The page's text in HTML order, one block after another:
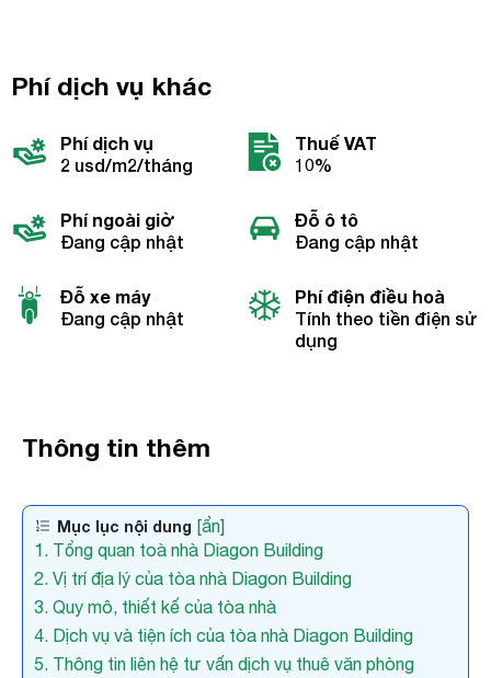
Phí dịch vụ khác
Phí dịch vụ
2 usd/m2/tháng
Thuế VAT
10%
Phí ngoài giờ
Đang cập nhật
Đỗ ô tô
Đang cập nhật
Đỗ xe máy
Đang cập nhật
Phí điện điều hoà
Tính theo tiền điện sử
dụng
Thông tin thêm
Mục lục nội dung [ẩn]
1. Tổng quan toà nhà Diagon Building
2. Vị trí địa lý của tòa nhà Diagon Building
3. Quy mô, thiết kế của tòa nhà
4. Dịch vụ và tiện ích của tòa nhà Diagon Building
5. Thông tin liên hệ tư vấn dịch vụ thuê văn phòng